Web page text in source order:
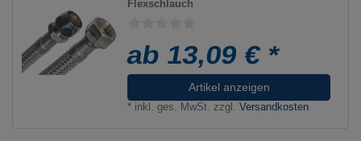
Flexschlauch
ab 13,09 € *
Artikel anzeigen
* inkl. ges. MwSt. zzgl.Versandkosten